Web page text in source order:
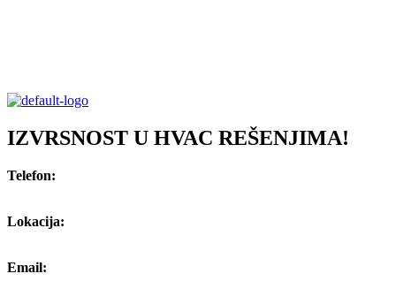
IZVRSNOST U HVAC REŠENJIMA!
Telefon:
Lokacija:
Email: